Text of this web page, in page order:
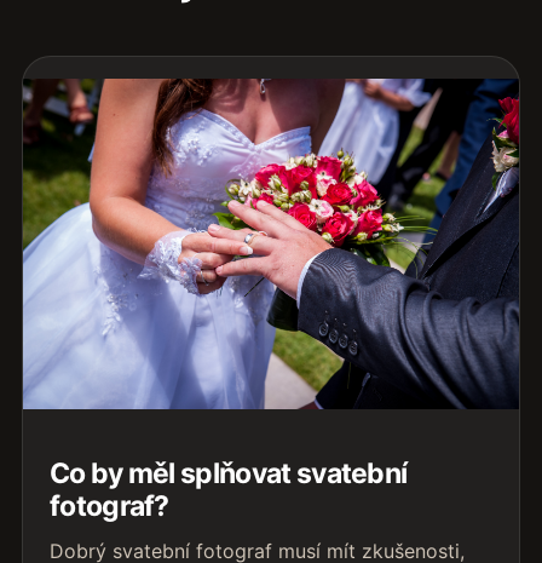
Co by měl splňovat svatební
fotograf?
Dobrý svatební fotograf musí mít zkušenosti,